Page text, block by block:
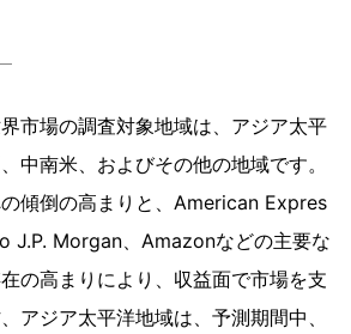
市場の調査対象地域は、アジア太平
中南米、およびその他の地域です。
傾倒の高まりと、American Expres
J.P. Morgan、Amazonなどの主要な
の高まりにより、収益面で市場を支
アジア太平洋地域は、予測期間中、